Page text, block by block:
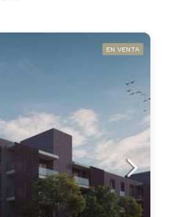
EN VENTA